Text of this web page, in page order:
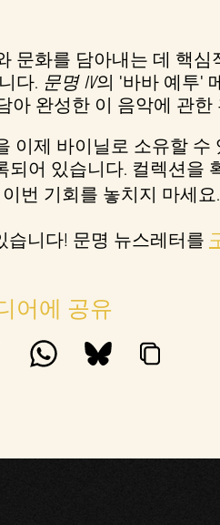
문화를 담아내는 데 핵
다. 문명 IV의 '바바 예투'
아 완성한 이 음악에 관
이제 바이닐로 소유할 수
어 있습니다. 컬렉션을
번 기회를 놓치지 마세
습니다! 문명 뉴스레터를
어에 공유